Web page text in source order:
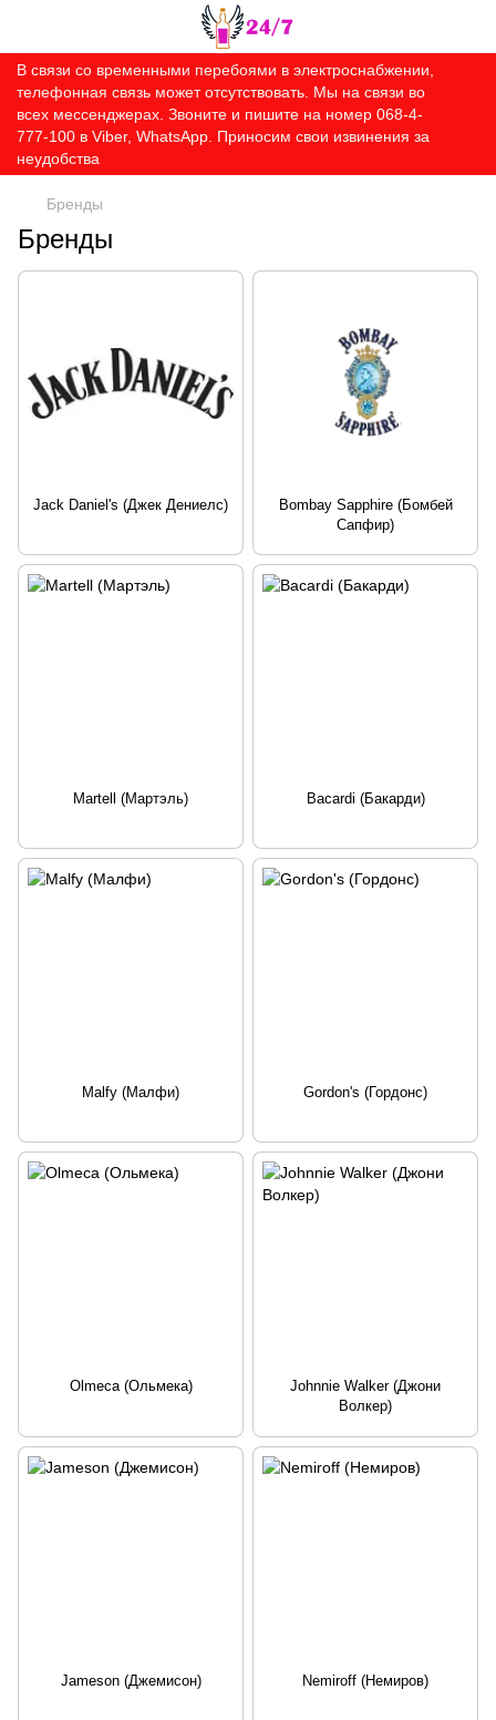
В связи со временными перебоями в электроснабжении,
телефонная связь может отсутствовать. Мы на связи во
всех мессенджерах. Звоните и пишите на номер 068-4-
777-100 в Viber, WhatsApp. Приносим свои извинения за
неудобства
Бренды
Бренды
Jack Daniel's (Джек Дениелс)
Bombay Sapphire (Бомбей
Сапфир)
Martell (Мартэль) Bacardi (Бакарди)
Malfy (Малфи) Gordon's (Гордонс)
Olmeca (Ольмека)
Johnnie Walker (Джони
Волкер)
Jameson (Джемисон) Nemiroff (Немиров)